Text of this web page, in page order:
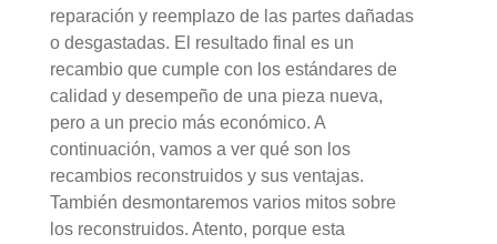
reparación y reemplazo de las partes dañadas
o desgastadas. El resultado final es un
recambio que cumple con los estándares de
calidad y desempeño de una pieza nueva,
pero a un precio más económico. A
continuación, vamos a ver qué son los
recambios reconstruidos y sus ventajas.
También desmontaremos varios mitos sobre
los reconstruidos. Atento, porque esta